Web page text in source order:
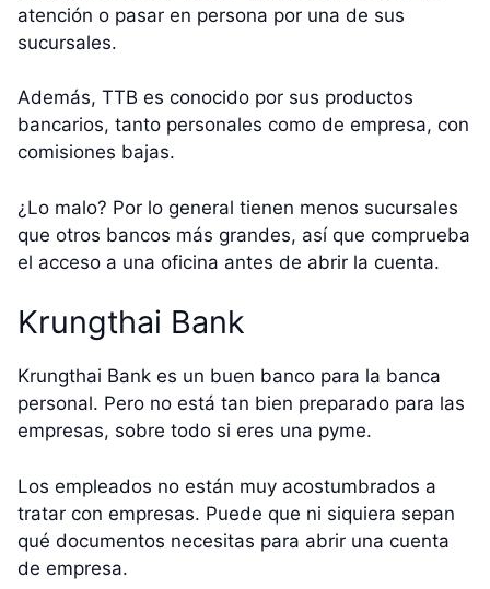
atención o pasar en persona por una de sus
sucursales.
Además, TTB es conocido por sus productos
bancarios, tanto personales como de empresa, con
comisiones bajas.
¿Lo malo? Por lo general tienen menos sucursales
que otros bancos más grandes, así que comprueba
el acceso a una oficina antes de abrir la cuenta.
Krungthai Bank
Krungthai Bank es un buen banco para la banca
personal. Pero no está tan bien preparado para las
empresas, sobre todo si eres una pyme.
Los empleados no están muy acostumbrados a
tratar con empresas. Puede que ni siquiera sepan
qué documentos necesitas para abrir una cuenta
de empresa.